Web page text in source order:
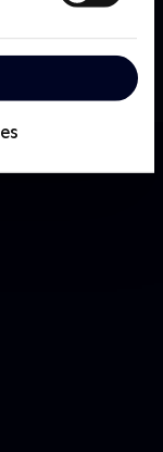
landmand i